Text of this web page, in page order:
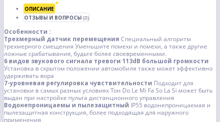
ОПИСАНИЕ
ОТЗЫВЫ И ВОПРОСЫ (0)
Особенности :
Трехмерный датчик перемещения Специальный алгоритм
трехмерного смещения Уменьшите помехи и помехи, а также другие
ложные срабатывания, будьте более своевременными.
6 видов звукового сигнала тревоги 113dB большой громкости
Установка в скрытом положении автомобиля также может эффективно
удерживать вора
7-уровневая регулировка чувствительности Подходит для
установки в самых разных условияхТон Do Le Mi Fa So La Si может быть
выдан при настройке пульта дистанционного управления
Водонепроницаемы и пылезащитный IP55 водонепроницаемая и
пылезащитная конструкция, более подходящая для наружного
применения